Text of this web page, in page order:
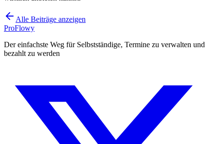
Alle Beiträge anzeigen
ProFlowy
Der einfachste Weg für Selbstständige, Termine zu verwalten und
bezahlt zu werden